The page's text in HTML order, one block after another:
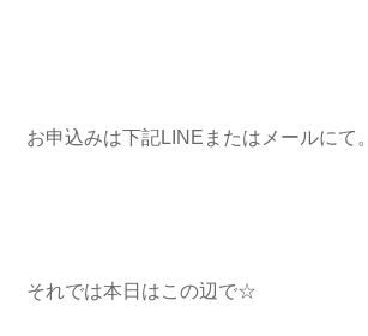
お申込みは下記LINEまたはメールにて。
それでは本日はこの辺で☆